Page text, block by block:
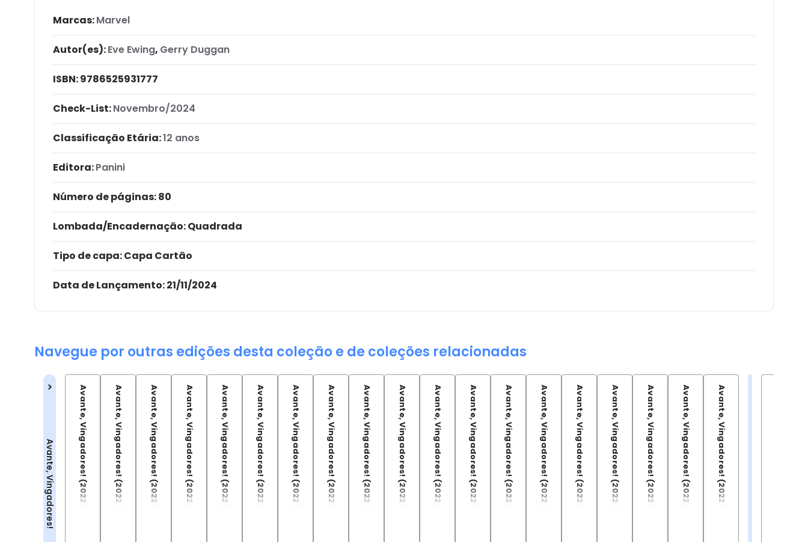
Marcas:Marvel
Autor(es):Eve Ewing, Gerry Duggan
ISBN:9786525931777
Check-List:Novembro/2024
Classificação Etária:12 anos
Editora:Panini
Número de páginas: 80
Lombada/Encadernação: Quadrada
Tipo de capa:Capa Cartão
Data de Lançamento:21/11/2024
Navegue por outras edições desta coleção e de coleções relacionadas
Avante, Vingadores! Avante, Vingadores! (2022) - 01Avante, Vingadores! (2022) - 02Avante, Vingadores! (2022) - 03Avante, Vingadores! (2022) - 04Avante, Vingadores! (2022) - 05Avante, Vingadores! (2022) - 06Avante, Vingadores! (2022) - 07Avante, Vingadores! (2022) - 08Avante, Vingadores! (2022) - 09Avante, Vingadores! (2022) - 10Avante, Vingadores! (2022) - 11Avante, Vingadores! (2022) - 12Avante, Vingadores! (2022) - 13Avante, Vingadores! (2022) - 14Avante, Vingadores! (2022) - 15Avante, Vingadores! (2022) - 16Avante, Vingadores! (2022) - 17Avante, Vingadores! (2022) - 18Avante, Vingadores! (2022) Vol. 19